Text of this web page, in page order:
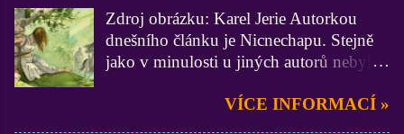
Stálého správce. Dámy a pánové, mistr
Anathema. Ty jsi začínal na portálu
Lidé.cz a vím, že dodnes na něj nedáš
Seznam rozhodl staré dobré Lidéčko
vyměnit za naprosto jinou, a shodneme
Zdroj obrázku: Karel Jerie Autorkou
dnešního článku je Nicnechapu. Stejně
jako v minulosti u jiných autorů nebylo
A to by z mých úvodních liter stačilo,
VÍCE INFORMACÍ »